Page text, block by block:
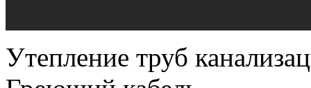
Утепление труб